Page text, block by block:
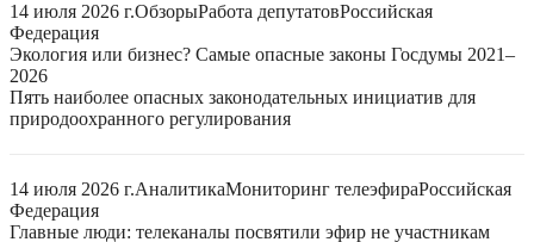
14 июля 2026 г.ОбзорыРабота депутатовРоссийская
Федерация
Экология или бизнес? Самые опасные законы Госдумы 2021–
2026
Пять наиболее опасных законодательных инициатив для
природоохранного регулирования
14 июля 2026 г.АналитикаМониторинг телеэфираРоссийская
Федерация
Главные люди: телеканалы посвятили эфир не участникам